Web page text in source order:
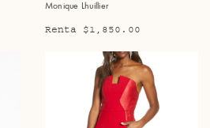
Monique Lhuillier
Renta $1,850.00